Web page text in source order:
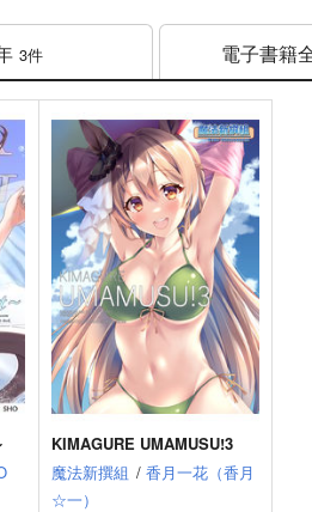
3件 電子書籍
KIMAGURE UMAMUSU!3
魔法新撰組 / 香月一花（香月
☆一）